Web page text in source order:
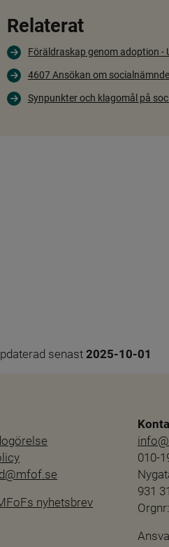
Relaterat
Föräldraskap genom adoption
4607 Ansökan om
Synpunkter och klagomål på
senast 2025-10-01
nyhetsbrev
010-
931